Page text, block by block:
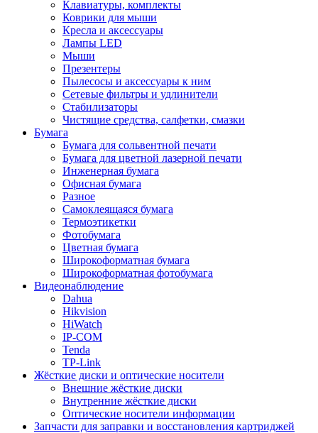
Клавиатуры, комплекты
Коврики для мыши
Кресла и аксессуары
Лампы LED
Мыши
Презентеры
Пылесосы и аксессуары к ним
Сетевые фильтры и удлинители
Стабилизаторы
Чистящие средства, салфетки, смазки
Бумага
Бумага для сольвентной печати
Бумага для цветной лазерной печати
Инженерная бумага
Офисная бумага
Разное
Самоклеящаяся бумага
Термоэтикетки
Фотобумага
Цветная бумага
Широкоформатная бумага
Широкоформатная фотобумага
Видеонаблюдение
Dahua
Hikvision
HiWatch
IP-COM
Tenda
TP-Link
Жёсткие диски и оптические носители
Внешние жёсткие диски
Внутренние жёсткие диски
Оптические носители информации
Запчасти для заправки и восстановления картриджей